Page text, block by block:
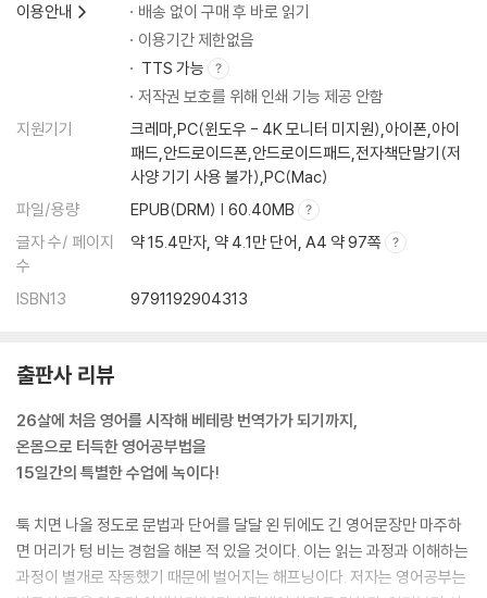
이용안내
배송 없이 구매 후 바로 읽기
이용기간 제한없음
TTS 가능
저작권 보호를 위해 인쇄 기능 제공 안함
지원기기
크레마,PC(윈도우 - 4K 모니터 미지원),아이폰,아이
패드,안드로이드폰,안드로이드패드,전자책단말기(저
사양 기기 사용 불가),PC(Mac)
파일/용량
EPUB(DRM) | 60.40MB
글자 수/ 페이지
수
약 15.4만자, 약 4.1만 단어, A4 약 97쪽
ISBN13 9791192904313
출판사 리뷰
26살에 처음 영어를 시작해 베테랑 번역가가 되기까지,
온몸으로 터득한 영어공부법을
15일간의 특별한 수업에 녹이다!
툭 치면 나올 정도로 문법과 단어를 달달 왼 뒤에도 긴 영어문장만 마주하
면 머리가 텅 비는 경험을 해본 적 있을 것이다. 이는 읽는 과정과 이해하는
과정이 별개로 작동했기 때문에 벌어지는 해프닝이다. 저자는 영어공부는